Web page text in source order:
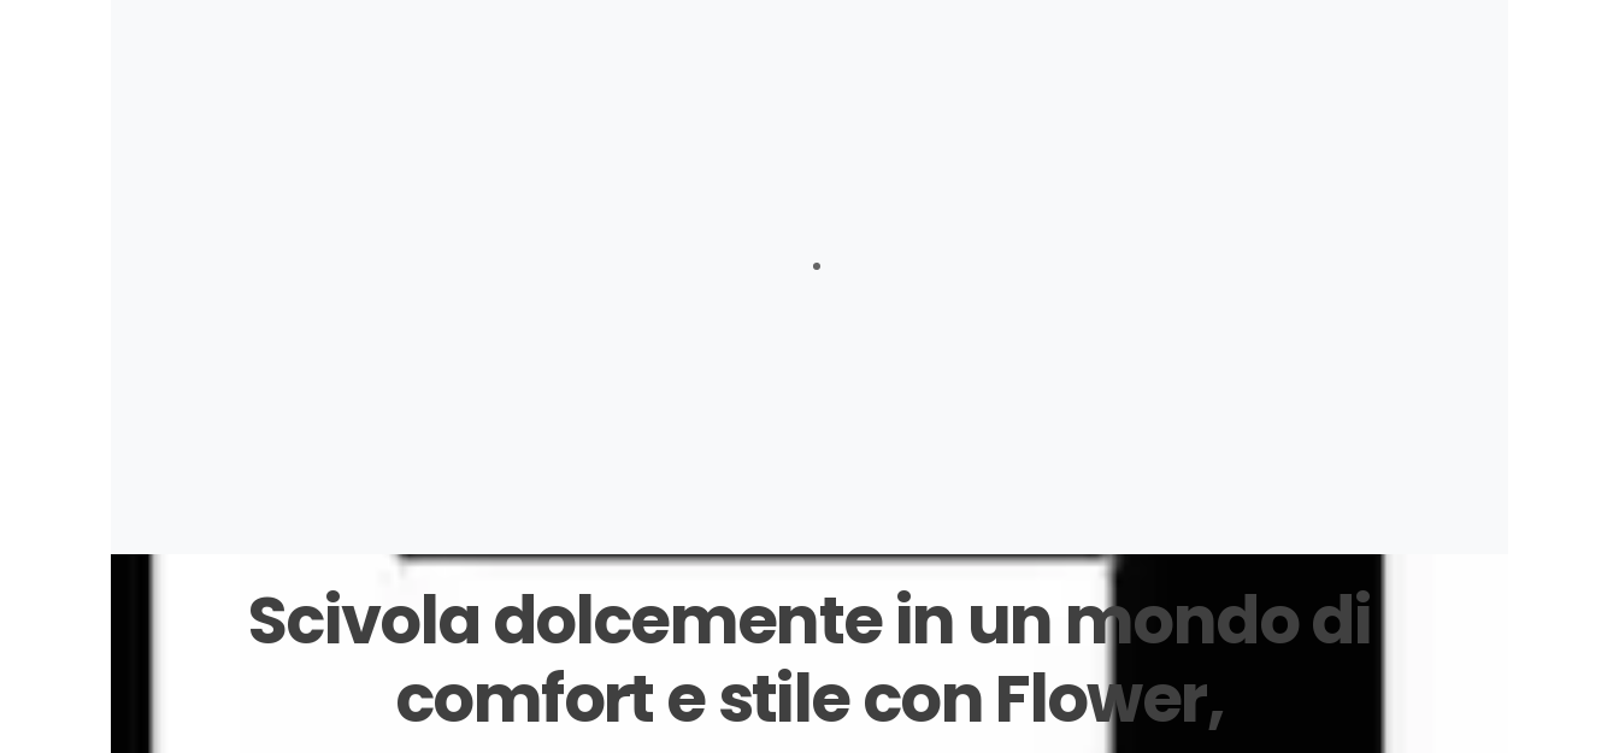
bassi e non tutti i modelli di infradito mi stavano comodi… I vostri posso usarli tutto il giorno senza alcun fastidio. Valgono davvero quello
Scivola dolcemente in un mondo di
comfort e stile con Flower,